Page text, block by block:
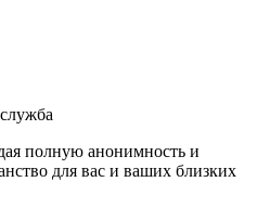
полную анонимность и
для вас и ваших близких